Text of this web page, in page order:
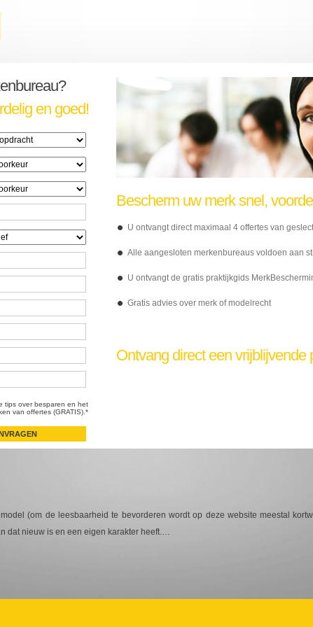
Bescherm uw merk snel,
U ontvangt direct maximaal 4 offertes van
Alle aangesloten merkenbureaus voldoen aan
U ontvangt de gratis praktijkgids
Gratis advies over merk of modelrecht
Ontvang direct een vrijblijvende
en goed!
tips over besparen en het
van offertes (GRATIS).*
(om de leesbaarheid te bevorderen wordt op deze website meestal
dat nieuw is en een eigen karakter heeft.…